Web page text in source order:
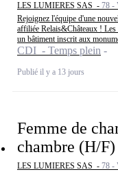
LES LUMIERES SAS - 78 -
Rejoignez l'équipe d'une
affiliée Relais&Châteaux !
un bâtiment inscrit aux
CDI - Temps plein
Publié il y a 13 jours
Femme de
chambre (H/F)
LES LUMIERES SAS - 78 -